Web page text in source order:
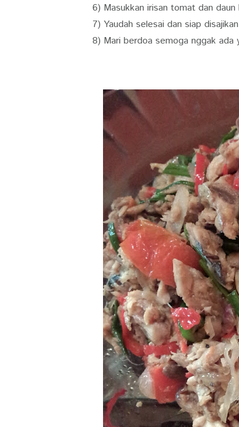
6) Masukkan irisan tomat dan daun
7) Yaudah selesai dan siap
8) Mari berdoa semoga nggak ada